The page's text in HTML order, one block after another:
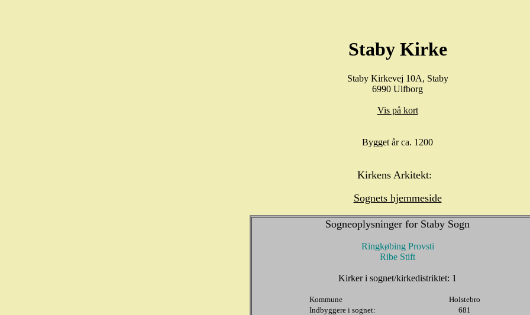
Staby Kirke
Staby Kirkevej 10A, Staby
6990 Ulfborg
Vis på kort
Bygget år ca. 1200
Kirkens Arkitekt:
Sognets hjemmeside
Sogneoplysninger for Staby Sogn
Ringkøbing Provsti
Ribe Stift
Kirker i sognet/kirkedistriktet: 1
Kommune
Holstebro
Indbyggere i sognet:
681